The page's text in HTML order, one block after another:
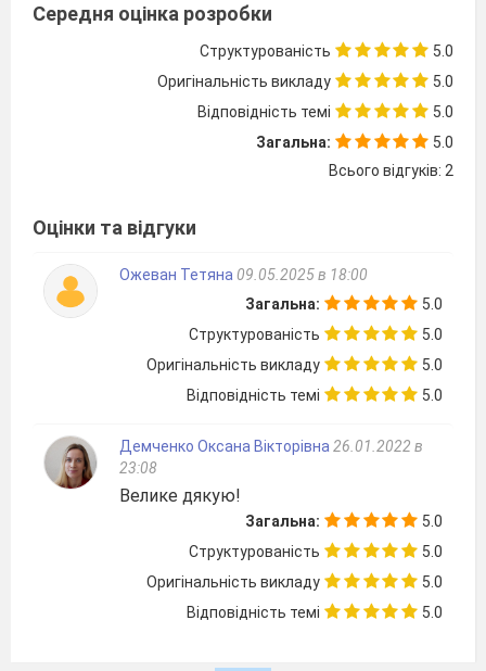
роздатковий матеріал.
І. Організаційний момент.
учнів.
Під час уроку учні працюють у 4
сталих групах. Навчальні матеріали, що
використовуються на уроці, розміщено в
єдиному освітньому просторі
середовища
На попередньому уроці ми
познайомилися з поняттям гроші і з'ясували,
що гроші це- особливий товар, що є
загальною еквівалентною формою вартості
інших товарів та послуг.Презентація
Грошима у сучасному розумінні є
монета, паперові гроші, засоби, що замінюють
банківські рахунки, міжнародні гроші.
Середня оцінка розробки
Структурованість
5.0
Оригінальність викладу
5.0
Відповідність темі
5.0
Загальна:
5.0
Всього відгуків: 2
Оцінки та відгуки
Ожеван Тетяна 09.05.2025 в 18:00
Загальна:
5.0
Структурованість
5.0
Оригінальність викладу
5.0
Відповідність темі
5.0
Демченко Оксана Вікторівна 26.01.2022 в
23:08
Велике дякую!
Загальна:
5.0
Структурованість
5.0
Оригінальність викладу
5.0
Відповідність темі
5.0